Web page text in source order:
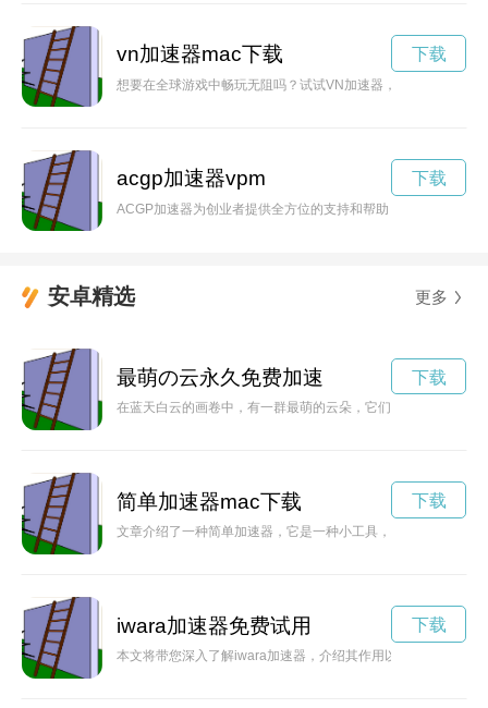
vn加速器mac下载
想要在全球游戏中畅玩无阻吗？试试VN加速器，它可以帮助你
下载
acgp加速器vpm
ACGP加速器为创业者提供全方位的支持和帮助，帮助他们加
下载
安卓精选 更多
最萌の云永久免费加速
在蓝天白云的画卷中，有一群最萌的云朵，它们形状各异，像
下载
简单加速器mac下载
文章介绍了一种简单加速器，它是一种小工具，可帮助用户提
下载
iwara加速器免费试用
本文将带您深入了解iwara加速器，介绍其作用以及如何优化观
下载